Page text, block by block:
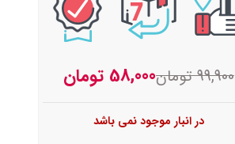
99,900 تومان58,000 تومان
در انبار موجود نمی باشد